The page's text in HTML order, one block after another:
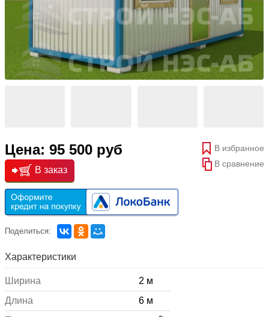
Цена: 95 500 руб
В избранное
В сравнение
В заказ
Поделиться:
Характеристики
Ширина
2 м
Длина
6 м